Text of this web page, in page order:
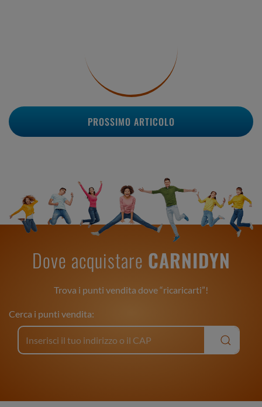
PROSSIMO ARTICOLO
Dove acquistare CARNIDYN
Trova i punti vendita dove “ricaricarti”!
Cerca i punti vendita: